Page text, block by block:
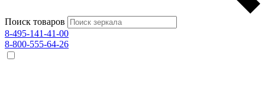
Поиск товаров
8-495-141-41-00
8-800-555-64-26